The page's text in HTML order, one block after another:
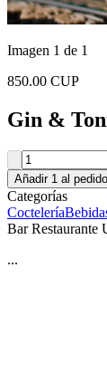
Imagen 1 de 1
850.00 CUP
Gin &
Añadir 1 al pedido
Categorías
Coctelería
Bar
...